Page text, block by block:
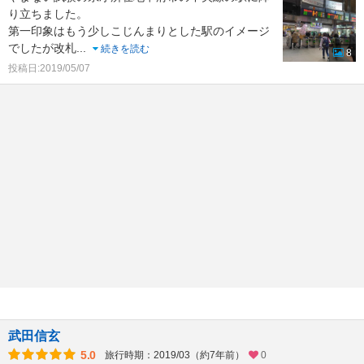
り立ちました。
第一印象はもう少しこじんまりとした駅のイメージ
でしたが改札
続きを読む
投稿日:2019/05/07
8
武田信玄
5.0 旅行時期：2019/03（約7年前） 0